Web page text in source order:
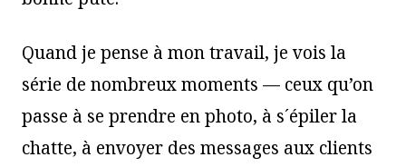
Quand je pense à mon travail, je vois la
série de nombreux moments — ceux qu’on
passe à se prendre en photo, à s´épiler la
chatte, à envoyer des messages aux clients